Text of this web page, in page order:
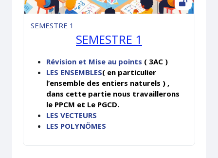
SEMESTRE 1
SEMESTRE 1
Révision et Mise au points ( 3AC )
LES ENSEMBLES( en particulier
l’ensemble des entiers naturels ) ,
dans cette partie nous travaillerons
le PPCM et Le PGCD.
LES VECTEURS
LES POLYNÖMES